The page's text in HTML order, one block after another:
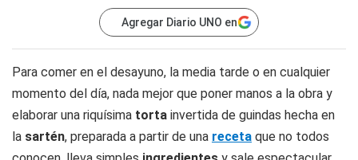
Agregar Diario UNO en
Para comer en el desayuno, la media tarde o en cualquier
momento del día, nada mejor que poner manos a la obra y
elaborar una riquísima torta invertida de guindas hecha en
la sartén, preparada a partir de una receta que no todos